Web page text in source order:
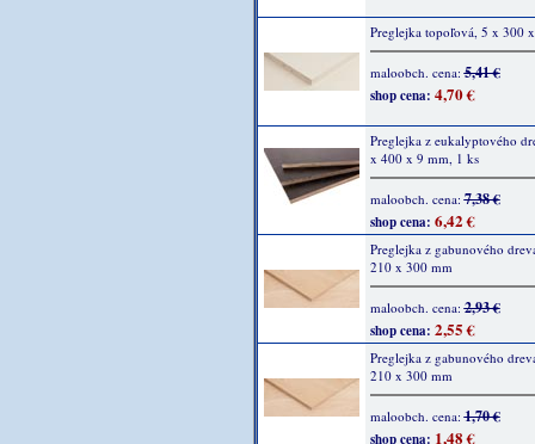
Preglejka topoľová, 5 x 300
maloobch. cena:5,41 €
shop cena: 4,70 €
Preglejka z eukalyptového
x 400 x 9 mm, 1 ks
maloobch. cena:7,38 €
shop cena: 6,42 €
Preglejka z gabunového
210 x 300 mm
maloobch. cena:2,93 €
shop cena: 2,55 €
Preglejka z gabunového
210 x 300 mm
maloobch. cena:1,70 €
shop cena: 1,48 €